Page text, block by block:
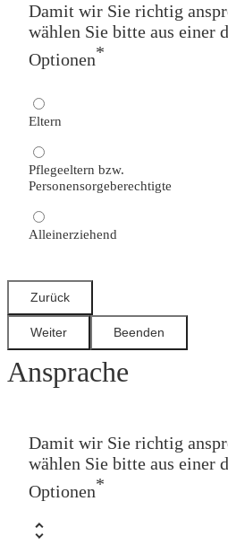
Damit wir Sie richtig
wählen Sie bitte aus einer
Optionen*
Eltern
Pflegeeltern bzw.
Personensorgeberechtigte
Alleinerziehend
Ansprache
Damit wir Sie richtig
wählen Sie bitte aus einer
Optionen*